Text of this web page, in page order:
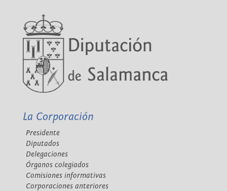
La Corporación
Presidente
Diputados
Delegaciones
Órganos colegiados
Comisiones informativas
Corporaciones anteriores